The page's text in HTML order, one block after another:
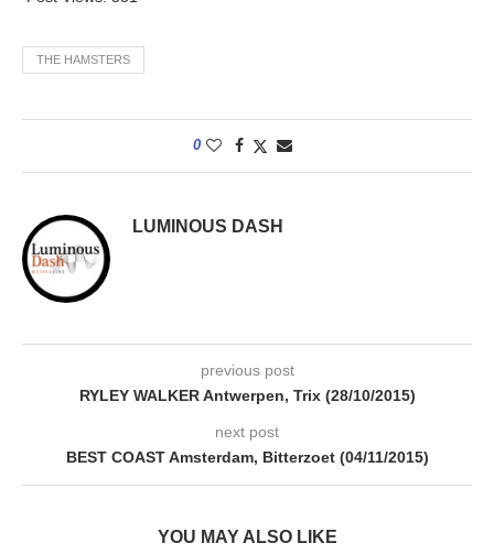
THE HAMSTERS
0
LUMINOUS DASH
previous post
RYLEY WALKER Antwerpen, Trix (28/10/2015)
next post
BEST COAST Amsterdam, Bitterzoet (04/11/2015)
YOU MAY ALSO LIKE